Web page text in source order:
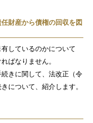
財産から債権の回収を図
しているのかについて
ばなりません。
きに関して、法改正（令
について、紹介します。